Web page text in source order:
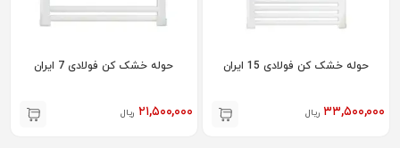
حوله خشک کن فولادی 15 ایران
۳۳,۵۰۰,۰۰۰ ریال
حوله خشک کن فولادی 7 ایران
۲۱,۵۰۰,۰۰۰ ریال